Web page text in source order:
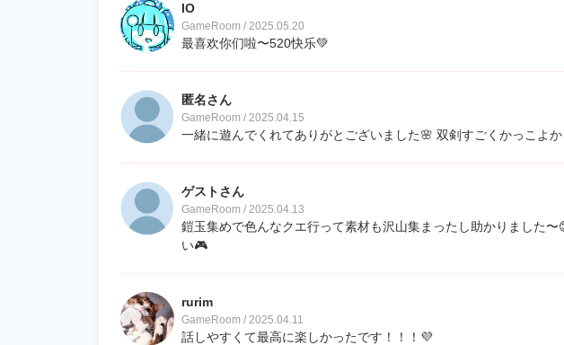
IO
GameRoom / 2025.05.20
最喜欢你们啦〜520快乐💚
匿名さん
GameRoom / 2025.04.15
一緒に遊んでくれてありがとございました🌸 双剣すごくかっこよか
ゲストさん
GameRoom / 2025.04.13
鎧玉集めで色んなクエ行って素材も沢山集まったし助かりました
い🎮
rurim
GameRoom / 2025.04.11
話しやすくて最高に楽しかったです！！！💜